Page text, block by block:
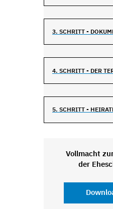
3. SCHRITT -
4. SCHRITT - DER
5. SCHRITT -
Vollmacht
der